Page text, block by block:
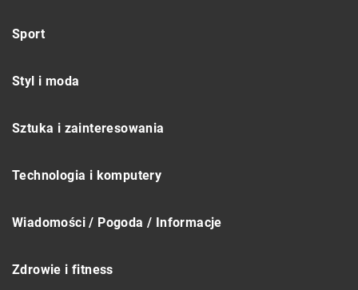
Sport
Styl i moda
Sztuka i zainteresowania
Technologia i komputery
Wiadomości / Pogoda / Informacje
Zdrowie i fitness